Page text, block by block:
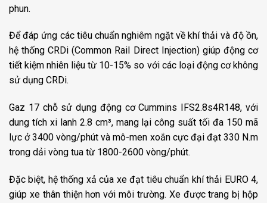
phun.
Để đáp ứng các tiêu chuẩn nghiêm ngặt về khí thải và độ ồn,
hệ thống CRDi (Common Rail Direct Injection) giúp động cơ
tiết kiệm nhiên liệu từ 10-15% so với các loại động cơ không
sử dụng CRDi.
Gaz 17 chỗ sử dụng động cơ Cummins IFS2.8s4R148, với
dung tích xi lanh 2.8 cm³, mang lại công suất tối đa 150 mã
lực ở 3400 vòng/phút và mô-men xoắn cực đại đạt 330 N.m
trong dải vòng tua từ 1800-2600 vòng/phút.
Đặc biệt, hệ thống xả của xe đạt tiêu chuẩn khí thải EURO 4,
giúp xe thân thiện hơn với môi trường. Xe được trang bị hộp